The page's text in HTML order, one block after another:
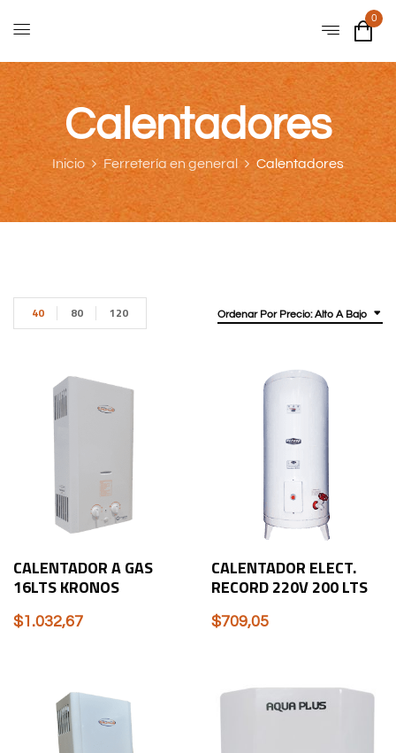
0
Calentadores
Inicio Ferretería en general Calentadores
Ordenar Por Precio: Alto A Bajo
40 80 120
CALENTADOR A GAS
16LTS KRONOS
$1.032,67
CALENTADOR ELECT.
RECORD 220V 200 LTS
$709,05